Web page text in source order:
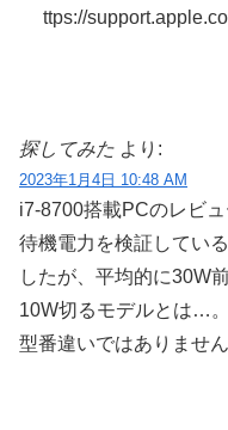
ttps://
探してみた より:
2023年1月4日 10:48 AM
i7-8700搭載PCのレビ
待機電力を検証してい
したが、平均的に30W
10W切るモデルとは…。
型番違いではありませ